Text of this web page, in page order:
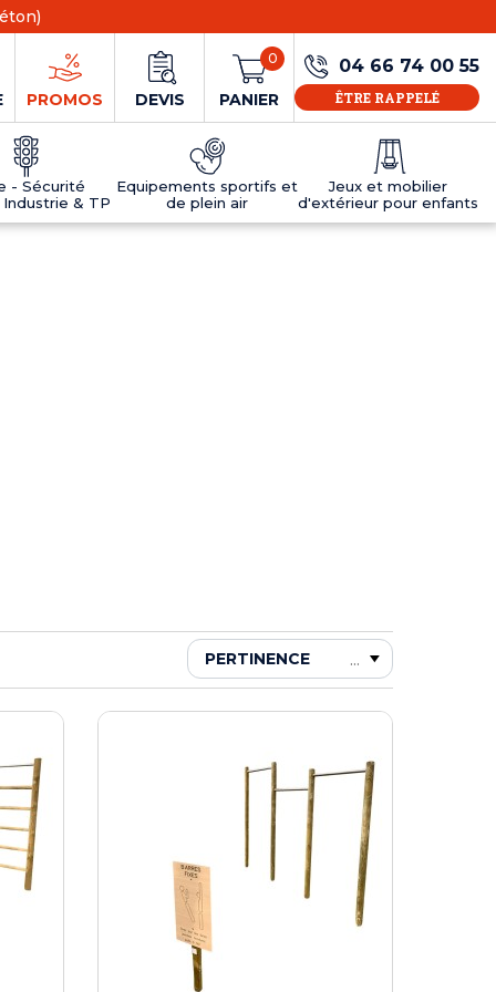
PROMOS DEVIS PANIER
0 04 66 74 00 55
ÊTRE RAPPELÉ
- Sécurité
& TP
Equipements sportifs et
de plein air
Jeux et mobilier
d'extérieur pour enfants